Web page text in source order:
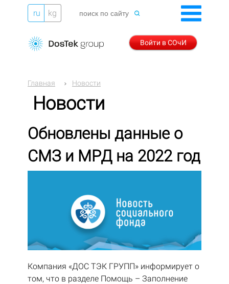
ru kg
Войти в СОчИ
Главная Новости
Новости
Обновлены данные о
СМЗ и МРД на 2022 год
Компания «ДОС ТЭК ГРУПП» информирует о
том, что в разделе Помощь – Заполнение